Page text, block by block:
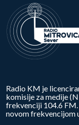
Radio KM je
komisije za medije
frekvenciji 104.6
novom frekvencijom